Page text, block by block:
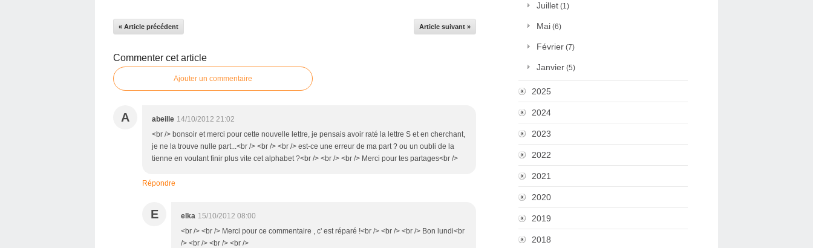
« Article précédent Article suivant »
Commenter cet article
Ajouter un commentaire
A abeille 14/10/2012 21:02
<br /> bonsoir et merci pour cette nouvelle lettre, je pensais avoir raté la lettre S et en cherchant,
je ne la trouve nulle part...<br /> <br /> <br /> est-ce une erreur de ma part ? ou un oubli de la
tienne en voulant finir plus vite cet alphabet ?<br /> <br /> <br /> Merci pour tes partages<br />
Répondre
E elka 15/10/2012 08:00
<br /> <br /> Merci pour ce commentaire , c' est réparé !<br /> <br /> <br /> Bon lundi<br
/> <br /> <br /> <br />
Juillet (1)
Mai (6)
Février (7)
Janvier (5)
2025
2024
2023
2022
2021
2020
2019
2018